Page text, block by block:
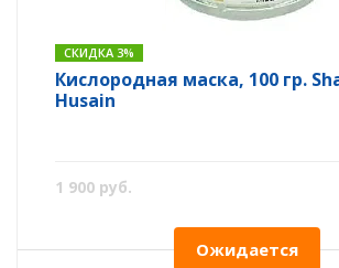
СКИДКА 3%
Кислородная маска, 100 гр.
Husain
1 900 руб.
Ожидается